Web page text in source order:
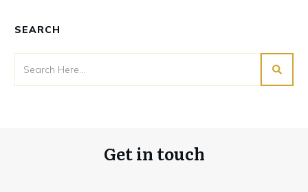
SEARCH
Get in touch